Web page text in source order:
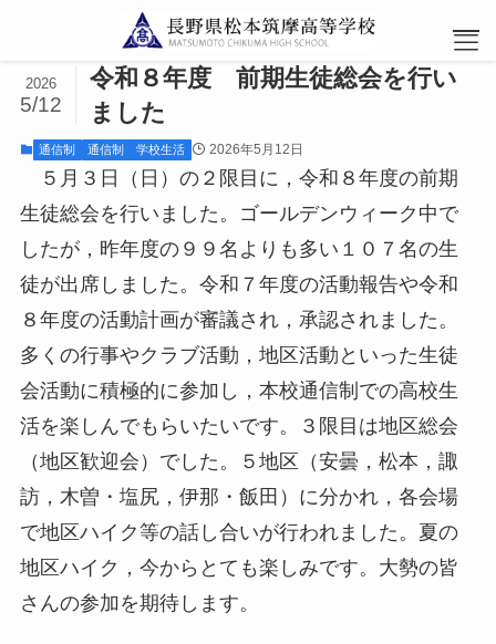
学校紹介
学校長挨拶
学校概要
教育方針
教育課程案内
教育振興会
同窓会
午前部・午後部
お知らせ
午前部・午後部の学び
方
知っておきたいこと
年間行事予定
生徒会
令和８年度 前期生徒総会を行い
ました
2026
5/12
通信制 通信制 学校生活 2026年5月12日
５月３日（日）の２限目に，令和８年度の前期
生徒総会を行いました。ゴールデンウィーク中で
したが，昨年度の９９名よりも多い１０７名の生
徒が出席しました。令和７年度の活動報告や令和
８年度の活動計画が審議され，承認されました。
多くの行事やクラブ活動，地区活動といった生徒
会活動に積極的に参加し，本校通信制での高校生
活を楽しんでもらいたいです。３限目は地区総会
（地区歓迎会）でした。５地区（安曇，松本，諏
訪，木曽・塩尻，伊那・飯田）に分かれ，各会場
で地区ハイク等の話し合いが行われました。夏の
地区ハイク，今からとても楽しみです。大勢の皆
さんの参加を期待します。